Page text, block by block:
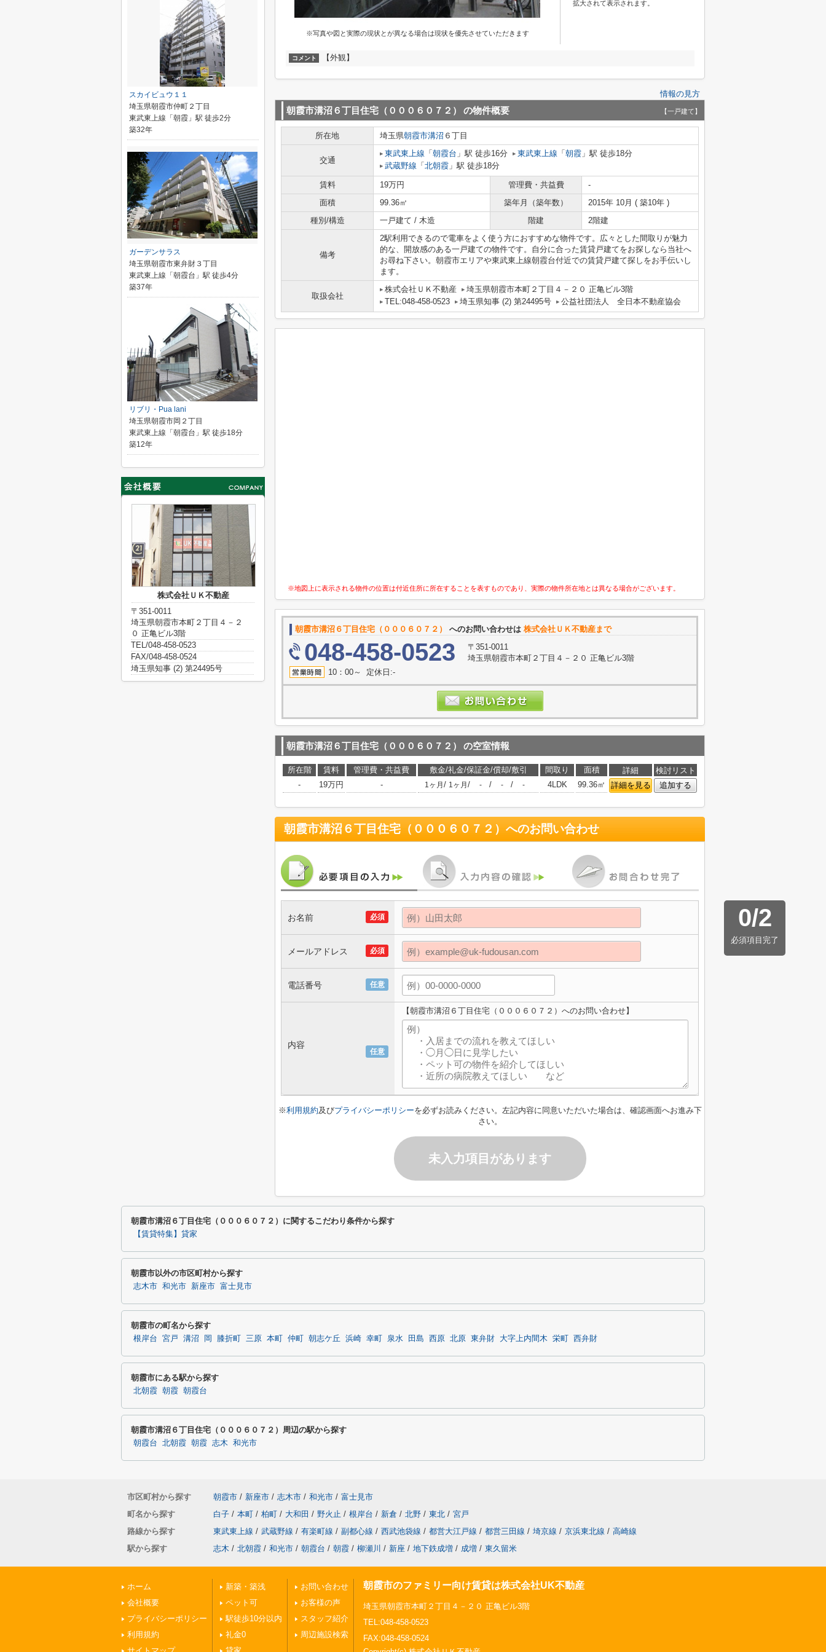
※写真や図と実際の現状とが異なる場合は現状を優先させていただきます
拡大されて表示されます。
コメント 【外観】
情報の見方
朝霞市溝沼６丁目住宅（０００６０７２） の物件概要 【一戸建て】
所在地 埼玉県朝霞市溝沼 ６丁目
交通
東武東上線 「 朝霞台 」駅 徒歩16分 東武東上線 「 朝霞 」駅 徒歩18分
武蔵野線 「 北朝霞 」駅 徒歩18分
賃料 19万円 管理費・共益費
-
面積
99.36㎡ 築年月（築年数）
2015年 10月 ( 築10年 )
種別/構造
一戸建て / 木造 階建 2階建
備考
2駅利用できるので電車をよく使う方におすすめな物件です。広々とした間取りが魅力
的な、開放感のある一戸建ての物件です。自分に合った賃貸戸建てをお探しなら当社へ
お尋ね下さい。朝霞市エリアや東武東上線朝霞台付近での賃貸戸建て探しをお手伝いし
ます。
取扱会社
株式会社ＵＫ不動産
埼玉県朝霞市本町２丁目４－２０ 正亀ビル3階
TEL:048-458-0523
埼玉県知事 (2) 第24495号 公益社団法人 全日本不動産協会
※地図上に表示される物件の位置は付近住所に所在することを表すものであり、実際の物件所在地とは異なる場合がございます。
朝霞市溝沼６丁目住宅（０００６０７２） へのお問い合わせは 株式会社ＵＫ不動産まで
048-458-0523
〒351-0011
埼玉県朝霞市本町２丁目４－２０ 正亀ビル3階
10：00～ 定休日:-
朝霞市溝沼６丁目住宅（０００６０７２） の空室情報
所在階 賃料 管理費・共益費 敷金/礼金/保証金/償却/敷引 間取り 面積 詳細
検討リスト
-
19万円 - 1ヶ月 / 1ヶ月 / - / - / - 4LDK 99.36㎡ 詳細を見る 追加する
朝霞市溝沼６丁目住宅（０００６０７２） へのお問い合わせ
0/2
必須項目完了
必須
お名前
必須
メールアドレス
任意
電話番号
任意
内容
【朝霞市溝沼６丁目住宅（０００６０７２）へのお問い合わせ】
※利用規約及びプライバシーポリシーを必ずお読みください。左記内容に同意いただいた場合は、確認画面へお進み下
さい。
未入力項目があります
スカイビュウ１１
埼玉県朝霞市仲町２丁目
東武東上線「朝霞」駅 徒歩2分
築32年
ガーデンサラス
埼玉県朝霞市東弁財３丁目
東武東上線「朝霞台」駅 徒歩4分
築37年
リブリ・Pua lani
埼玉県朝霞市岡２丁目
東武東上線「朝霞台」駅 徒歩18分
築12年
株式会社ＵＫ不動産
〒351-0011
埼玉県朝霞市本町２丁目４－２
０ 正亀ビル3階
TEL/048-458-0523
FAX/048-458-0524
埼玉県知事 (2) 第24495号
朝霞市溝沼６丁目住宅（０００６０７２）に関するこだわり条件から探す
【賃貸特集】貸家
朝霞市以外の市区町村から探す
志木市 和光市 新座市 富士見市
朝霞市の町名から探す
根岸台 宮戸 溝沼 岡 膝折町 三原 本町 仲町 朝志ケ丘 浜崎 幸町 泉水 田島 西原 北原 東弁財 大字上内間木 栄町 西弁財
朝霞市にある駅から探す
北朝霞 朝霞 朝霞台
朝霞市溝沼６丁目住宅（０００６０７２）周辺の駅から探す
朝霞台 北朝霞 朝霞 志木 和光市
市区町村から探す 朝霞市 / 新座市 / 志木市 / 和光市 / 富士見市
町名から探す
白子 / 本町 / 柏町 / 大和田 / 野火止 / 根岸台 / 新倉 / 北野 / 東北 / 宮戸
路線から探す
東武東上線 / 武蔵野線 / 有楽町線 / 副都心線 / 西武池袋線 / 都営大江戸線 / 都営三田線 / 埼京線 / 京浜東北線 / 高崎線
駅から探す
志木 / 北朝霞 / 和光市 / 朝霞台 / 朝霞 / 柳瀬川 / 新座 / 地下鉄成増 / 成増 / 東久留米
ホーム
会社概要
プライバシーポリシー
利用規約
新築・築浅
ペット可
駅徒歩10分以内
礼金0
お問い合わせ
お客様の声
スタッフ紹介
周辺施設検索
朝霞市のファミリー向け賃貸は株式会社UK不動産
埼玉県朝霞市本町２丁目４－２０ 正亀ビル3階
TEL:048-458-0523
FAX:048-458-0524